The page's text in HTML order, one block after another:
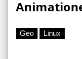
Geo Linux